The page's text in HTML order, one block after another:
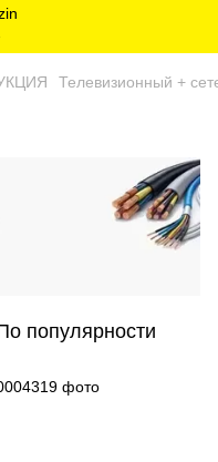
Телевизионный +
популярности